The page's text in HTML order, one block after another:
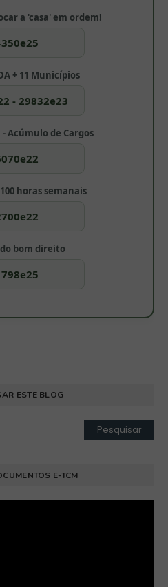
a 'casa' em ordem!
+ 11 Municípios
- 29832e23
Acúmulo de Cargos
horas semanais
bom direito
ESTE BLOG
E-TCM